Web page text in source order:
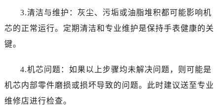
3.清洁与维护：灰尘、污垢或油脂堆积都可能影响机
芯的正常运行。定期清洁和专业维护是保持手表健康的关
键。
4.机芯问题：如果以上步骤均未解决问题，则可能是
机芯内部零件磨损或损坏导致的问题。此时建议送至专业
维修店进行检查。